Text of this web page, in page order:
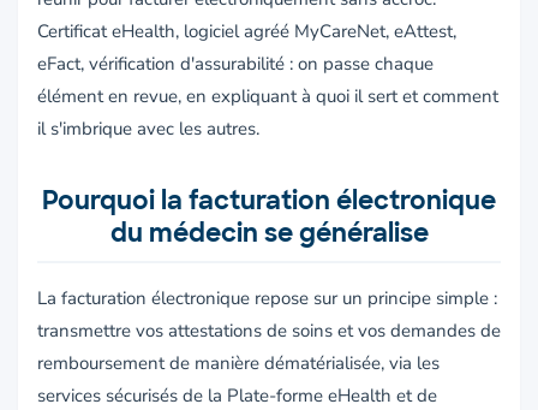
Certificat eHealth, logiciel agréé MyCareNet, eAttest,
eFact, vérification d'assurabilité : on passe chaque
élément en revue, en expliquant à quoi il sert et comment
il s'imbrique avec les autres.
Pourquoi la facturation électronique
du médecin se généralise
La facturation électronique repose sur un principe simple :
transmettre vos attestations de soins et vos demandes de
remboursement de manière dématérialisée, via les
services sécurisés de la Plate-forme eHealth et de